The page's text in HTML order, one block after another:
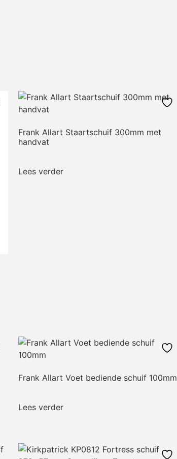
Frank Allart Staartschuif 300mm met
handvat
Lees verder
Frank Allart Voet bediende schuif 100mm
Lees verder